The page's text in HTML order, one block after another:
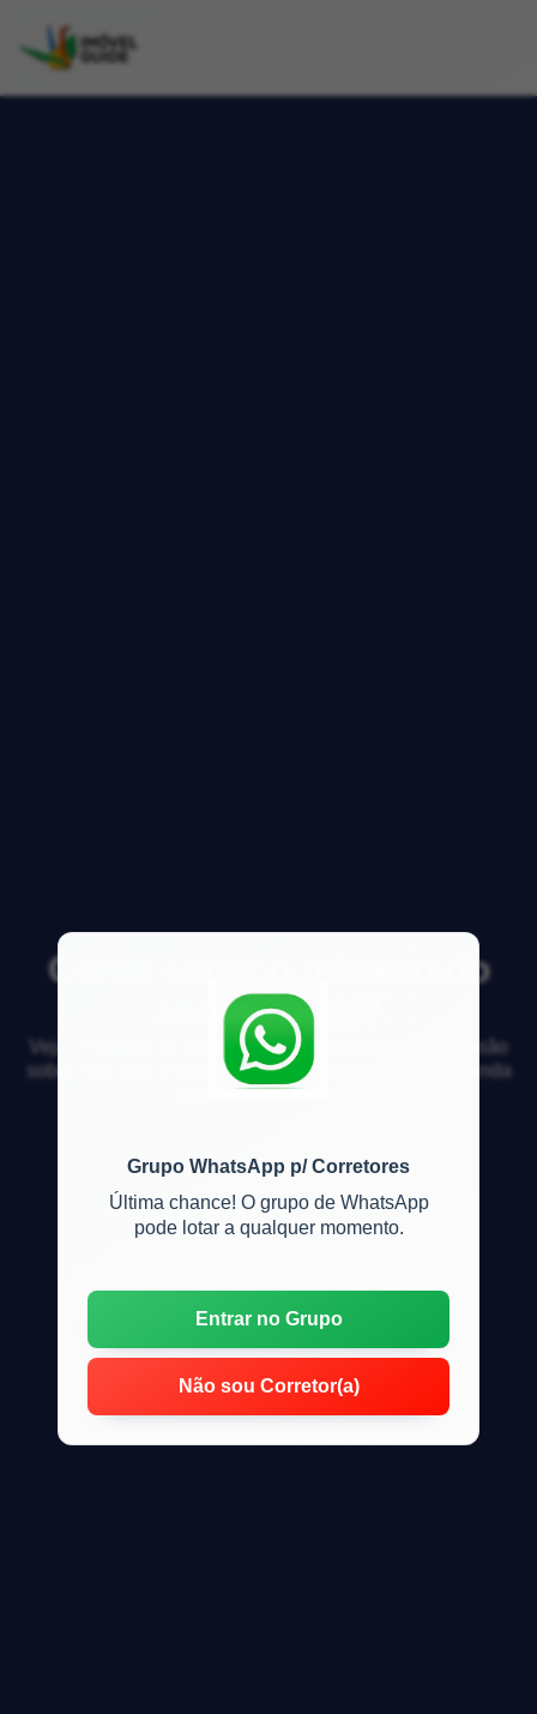
Grupo WhatsApp p/ Corretores
Última chance! O grupo de WhatsApp
pode lotar a qualquer momento.
Entrar no Grupo
Não sou Corretor(a)
Como saber o número do
imóvel rural?
Veja respostas de especialistas e participe da discussão
sobre mercado imobiliário, financiamento, compra, venda
e locação de imóveis